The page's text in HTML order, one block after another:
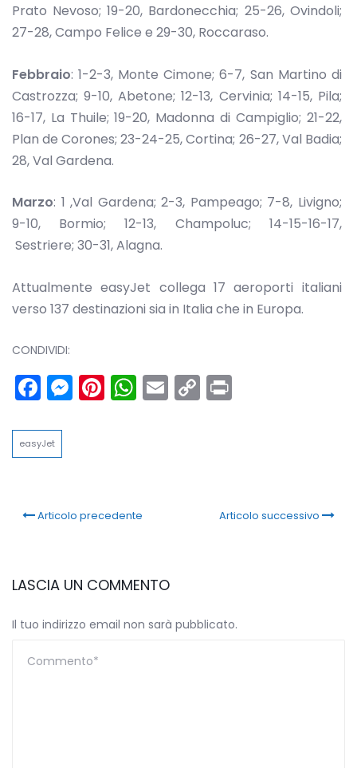
Prato Nevoso; 19-20, Bardonecchia; 25-26, Ovindoli;
27-28, Campo Felice e 29-30, Roccaraso.
Febbraio: 1-2-3, Monte Cimone; 6-7, San Martino di
Castrozza; 9-10, Abetone; 12-13, Cervinia; 14-15, Pila;
16-17, La Thuile; 19-20, Madonna di Campiglio; 21-22,
Plan de Corones; 23-24-25, Cortina; 26-27, Val Badia;
28, Val Gardena.
Marzo: 1 ,Val Gardena; 2-3, Pampeago; 7-8, Livigno;
9-10, Bormio; 12-13, Champoluc; 14-15-16-17,
Sestriere; 30-31, Alagna.
Attualmente easyJet collega 17 aeroporti italiani
verso 137 destinazioni sia in Italia che in Europa.
CONDIVIDI:
Facebook
Messenger
Pinterest
WhatsApp
Email
Copy
Link
easyJet
Articolo precedente Articolo successivo
LASCIA UN COMMENTO
Il tuo indirizzo email non sarà pubblicato.